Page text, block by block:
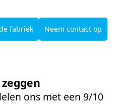
fabriek Neem contact op
ons met een 9/10